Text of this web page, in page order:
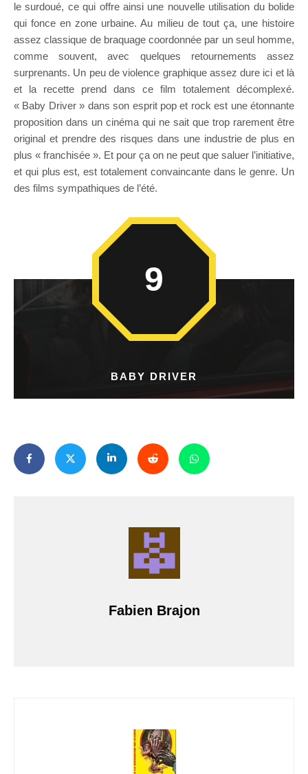
le surdoué, ce qui offre ainsi une nouvelle utilisation du bolide
qui fonce en zone urbaine. Au milieu de tout ça, une histoire
assez classique de braquage coordonnée par un seul homme,
comme souvent, avec quelques retournements assez
surprenants. Un peu de violence graphique assez dure ici et là
et la recette prend dans ce film totalement décomplexé.
« Baby Driver » dans son esprit pop et rock est une étonnante
proposition dans un cinéma qui ne sait que trop rarement être
original et prendre des risques dans une industrie de plus en
plus « franchisée ». Et pour ça on ne peut que saluer l’initiative,
et qui plus est, est totalement convaincante dans le genre. Un
des films sympathiques de l’été.
BABY DRIVER
9
Fabien Brajon